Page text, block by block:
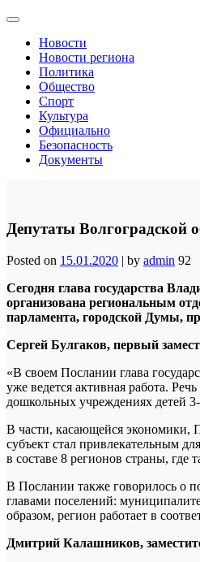
Новости
Новости региона
Политика
Общество
Спорт
Культура
Официально
Безопасность
Документы
Депутаты Волгоградской
Posted on 15.01.2020 | by admin 92
Сегодня глава государства
организована региональным
парламента, городской Думы,
Сергей Булгаков, первый
«В своем Послании глава
уже ведется активная работа.
дошкольных учреждениях детей
В части, касающейся экономики,
субъект стал привлекательным
в составе 8 регионов страны, где
В Послании также говорилось о
главами поселений:
образом, регион работает в
Дмитрий Калашников,